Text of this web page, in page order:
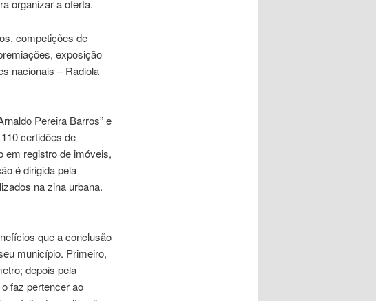
organizar a oferta.
competições de
exposição
nacionais – Radiola
Pereira Barros” e
certidões de
em registro de imóveis,
é dirigida pela
na zina urbana.
que a conclusão
município. Primeiro,
depois pela
faz pertencer ao